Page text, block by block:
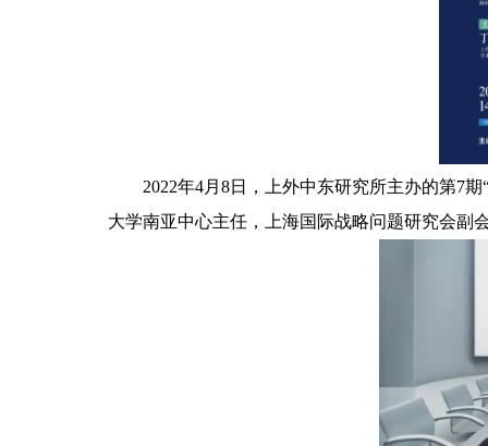
2022年4月8日，上外中东研究所主办的第7
大学南亚中心主任，上海国际战略问题研究会副